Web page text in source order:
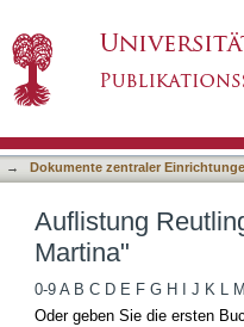
→ Dokumente zentraler
Auflistung
Martina"
0-9 A B C D E F G H J K L M
Oder geben Sie die ersten